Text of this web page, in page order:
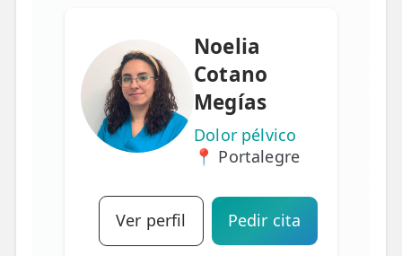
Noelia
Cotano
Megías
Dolor pélvico
📍 Portalegre
Ver perfil Pedir cita